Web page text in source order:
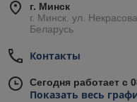
г. Минск
г. Минск. ул.
Беларусь
Контакты
Сегодня работает с
Показать весь